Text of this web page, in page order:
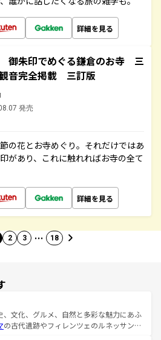
詳細を見る
御朱印でめぐる鎌倉のお寺 三
音完全掲載 三訂版
発売
の花とお寺めぐり。それだけではあ
があり、これに触れればお寺の全て
詳細を見る
2 3 … 18
、文化、グルメ、自然と多彩な魅力にあふ
の古代遺跡やフィレンツェのルネッサンス